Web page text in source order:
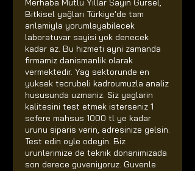
Merhaba Mutlu Yillar Sayin Gürsel,
Bitkisel yağları Türkiye'de tam
anlamiyla yorumlayabilecek
laboratuvar sayisi yok denecek
kadar az. Bu hizmeti ayni zamanda
firmamiz danismanlik olarak
vermektedir. Yag sektorunde en
yuksek tecrubeli kadroumuzla analiz
hususunda uzmaniz. Siz yaglarin
kalitesini test etmek isterseniz 1
sefere mahsus 1000 tl ye kadar
urunu siparis verin, adresinize gelsin.
Test edin oyle odeyin. Biz
urunlerimize de teknik donanimizada
son derece guveniyoruz. Guvenle